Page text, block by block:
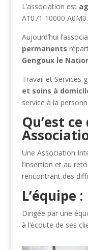
L’association est
A1071 10000 A0M0.
Aujourd’hui
permanents
Gengoux le
Travail et Services
et soins à
service à la
Qu’est ce
Une Association
l’insertion et au
rencontrant des
L’équipe :
Dirigée par une
à l’écoute de ses